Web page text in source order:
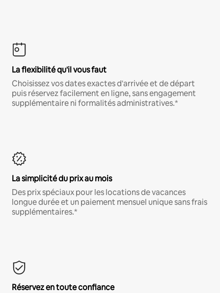
La flexibilité qu'il vous faut
Choisissez vos dates exactes d'arrivée et de départ
puis réservez facilement en ligne, sans engagement
supplémentaire ni formalités administratives.*
La simplicité du prix au mois
Des prix spéciaux pour les locations de vacances
longue durée et un paiement mensuel unique sans frais
supplémentaires.*
Réservez en toute confiance